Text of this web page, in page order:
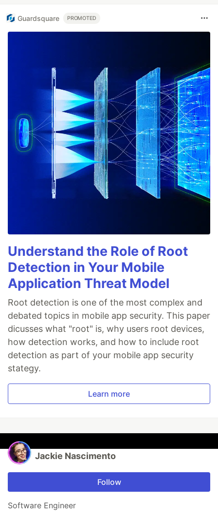
Guardsquare PROMOTED
Understand the Role of Root
Detection in Your Mobile
Application Threat Model
Root detection is one of the most complex and
debated topics in mobile app security. This paper
dicusses what "root" is, why users root devices,
how detection works, and how to include root
detection as part of your mobile app security
stategy.
Learn more
Jackie Nascimento
Follow
Software Engineer